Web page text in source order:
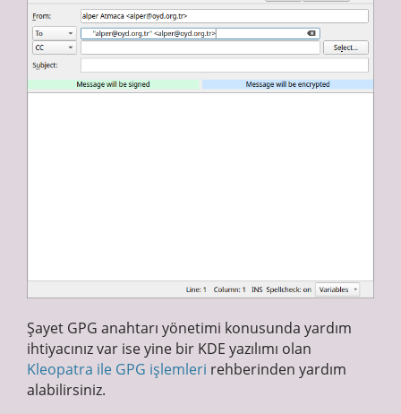
Şayet GPG anahtarı yönetimi konusunda yardım
ihtiyacınız var ise yine bir KDE yazılımı olan
Kleopatra ile GPG işlemleri rehberinden yardım
alabilirsiniz.